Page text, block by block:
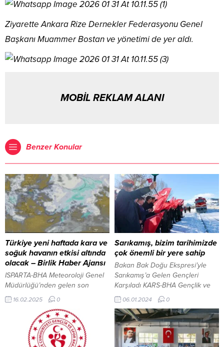
Ziyarette Ankara Rize Dernekler Federasyonu Genel
Başkanı Muammer Bostan ve yönetimi de yer aldı.
MOBİL REKLAM ALANI
Benzer Konular
Türkiye yeni haftada kara ve
soğuk havanın etkisi altında
olacak – Birlik Haber Ajansı
ISPARTA-BHA Meteoroloji Genel
Müdürlüğü’nden gelen son
tahminlere göre, Türkiye yeni
haftaya sert bir kış havasıyla
girecek. Ülke genelinde
sıcaklıklar hızla düşerken,
özellikle Batı Akdeniz başta
olmak üzere birçok bölge kar
16.02.2025 0
Sarıkamış, bizim tarihimizde
çok önemli bir yere sahip
Bakan Bak Doğu Ekspresi’yle
Sarıkamış’a Gelen Gençleri
Karşıladı KARS-BHA Gençlik ve
Spor Bakanı Dr. Osman Aşkın
Bak, Sarıkamış Şehitleri’ni anma
etkinlikler kapsamında
Ankara’dan Sarıkamış’a tarihi
Doğu Ekspresi’yle gelen gençleri
karşıladı. Bakan Bak, daha sonra
06.01.2024 0